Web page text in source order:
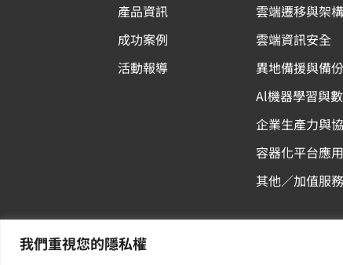
我們重視您的隱私權
產品資訊
成功案例
活動報導
雲端遷移與架
雲端資訊安全
異地備援與備份
Al機器學習與
企業生產力與
容器化平台應用
其他／加值服務